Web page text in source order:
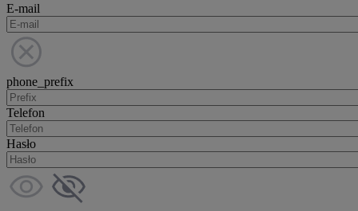
E-mail
phone_prefix
Telefon
Hasło